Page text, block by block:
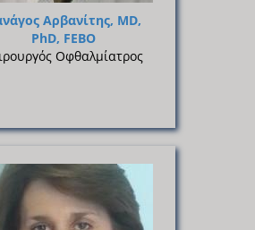
Αρβανίτης, MD,
PhD, FEBO
Οφθαλμίατρος